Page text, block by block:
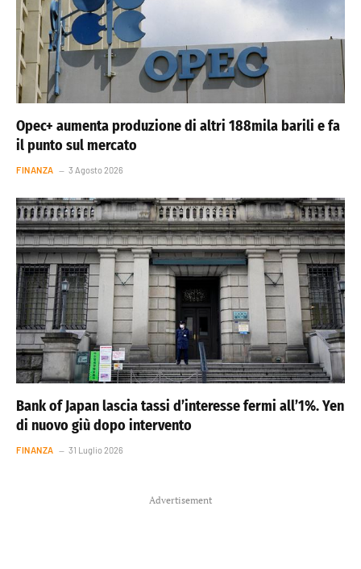
Opec+ aumenta produzione di altri 188mila barili e fa
il punto sul mercato
FINANZA 3 Agosto 2026
Bank of Japan lascia tassi d’interesse fermi all’1%. Yen
di nuovo giù dopo intervento
FINANZA 31 Luglio 2026
Advertisement